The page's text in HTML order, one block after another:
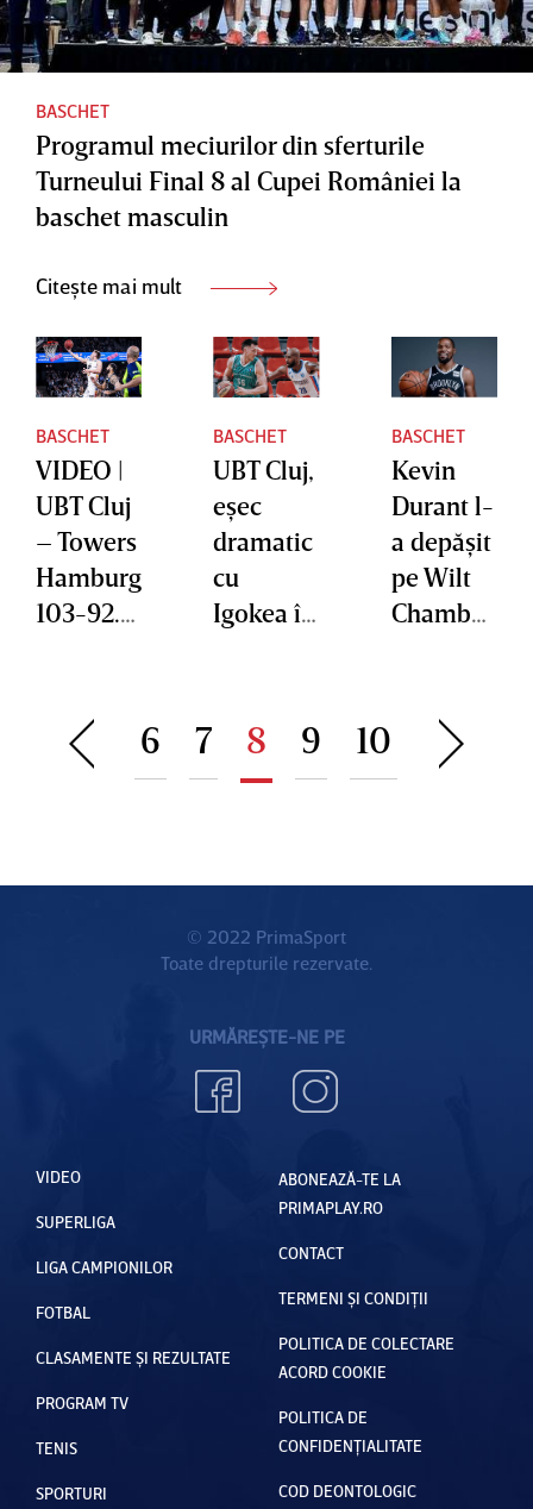
BASCHET
Programul meciurilor din sferturile
Turneului Final 8 al Cupei României la
baschet masculin
Citește mai mult
BASCHET
VIDEO |
UBT Cluj
– Towers
Hamburg
103-92.
pentru
ardeleni
BASCHET
UBT Cluj,
eşec
dramatic
cu
Igokea în
BASCHET
Kevin
Durant l-
a depăşit
pe Wilt
Chamber
nţă a
reuşit
6 7 8 9 10
© 2022 PrimaSport
Toate drepturile rezervate.
URMĂREȘTE-NE PE
VIDEO
SUPERLIGA
LIGA CAMPIONILOR
FOTBAL
CLASAMENTE ȘI REZULTATE
PROGRAM TV
TENIS
SPORTURI
ABONEAZĂ-TE LA
PRIMAPLAY.RO
CONTACT
TERMENI ȘI CONDIȚII
POLITICA DE COLECTARE
ACORD COOKIE
POLITICA DE
CONFIDENȚIALITATE
COD DEONTOLOGIC